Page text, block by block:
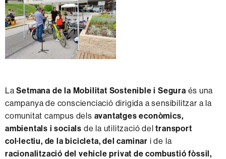
LaSetmana de la Mobilitat Sostenible i Segura és una
campanya de conscienciació dirigida a sensibilitzar a la
comunitat campus dels avantatges econòmics,
ambientals i socials de la utilització deltransport
col·lectiu, de la bicicleta, del caminar i de la
racionalització del vehicle privat de combustió fòssil,